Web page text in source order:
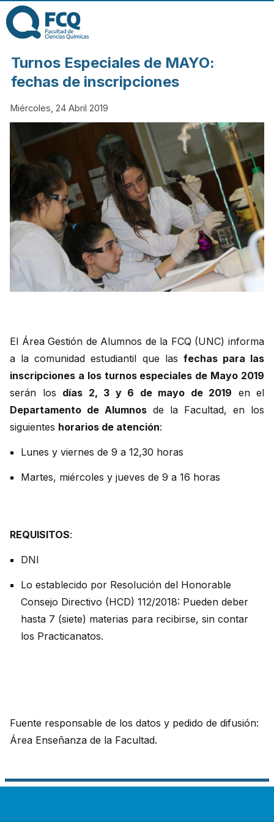
FACULTAD DE
CIENCIAS
QUÍMICAS DE
LA
UNIVERSIDAD
NACIONAL DE
CÓRDOBA
Turnos Especiales de MAYO:
fechas de inscripciones
Miércoles, 24 Abril 2019
El Área Gestión de Alumnos de la FCQ (UNC) informa
a la comunidad estudiantil que las fechas para las
inscripciones a los turnos especiales de Mayo 2019
serán los días 2, 3 y 6 de mayo de 2019 en el
Departamento de Alumnos de la Facultad, en los
siguientes horarios de atención:
Lunes y viernes de 9 a 12,30 horas
Martes, miércoles y jueves de 9 a 16 horas
REQUISITOS:
DNI
Lo establecido por Resolución del Honorable
Consejo Directivo (HCD) 112/2018: Pueden deber
hasta 7 (siete) materias para recibirse, sin contar
los Practicanatos.
Fuente responsable de los datos y pedido de difusión:
Área Enseñanza de la Facultad.